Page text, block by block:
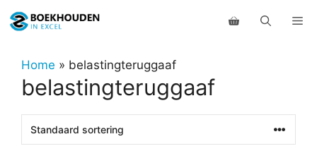
naar
inhoudHome » belastingteruggaaf
belastingteruggaaf